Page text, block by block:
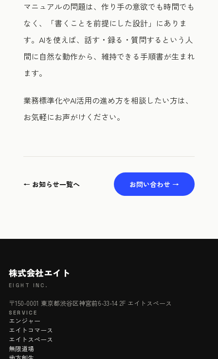
マニュアルの問題は、作り手の意欲でも時間でも
なく、「書くことを前提にした設計」にありま
す。AIを使えば、話す・録る・質問するという人
間に自然な動作から、維持できる手順書が生まれ
ます。
業務標準化やAI活用の進め方を相談したい方は、
お気軽にお声がけください。
← お知らせ一覧へ お問い合わせ →
株式会社エイト
EIGHT INC.
〒150-0001 東京都渋谷区神宮前6-33-14 2F エイトスペース
SERVICE
エンジャー
エイトコマース
エイトスペース
無限道場